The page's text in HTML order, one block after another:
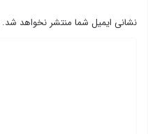
نشانی ایمیل شما منتشر نخواهد شد.